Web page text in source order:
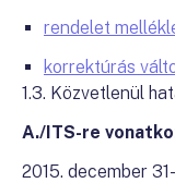
rendelet
korrektúrás
1.3. Közvetlenül
A./ITS-re
2015. december